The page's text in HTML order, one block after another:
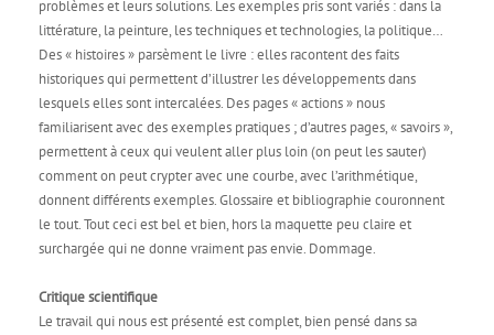
problèmes et leurs solutions. Les exemples pris sont variés : dans la
littérature, la peinture, les techniques et technologies, la politique…
Des « histoires » parsèment le livre : elles racontent des faits
historiques qui permettent d’illustrer les développements dans
lesquels elles sont intercalées. Des pages « actions » nous
familiarisent avec des exemples pratiques ; d’autres pages, « savoirs »,
permettent à ceux qui veulent aller plus loin (on peut les sauter)
comment on peut crypter avec une courbe, avec l’arithmétique,
donnent différents exemples. Glossaire et bibliographie couronnent
le tout. Tout ceci est bel et bien, hors la maquette peu claire et
surchargée qui ne donne vraiment pas envie. Dommage.
Critique scientifique
Le travail qui nous est présenté est complet, bien pensé dans sa